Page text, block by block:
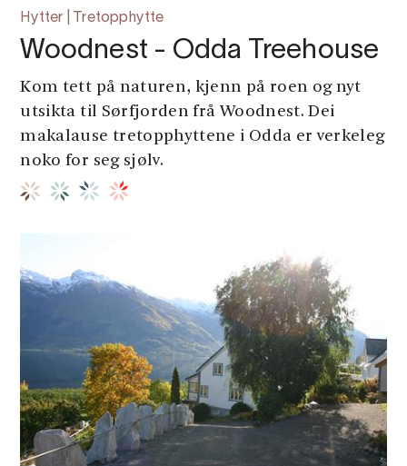
Hytter | Tretopphytte
Woodnest - Odda Treehouse
Kom tett på naturen, kjenn på roen og nyt
utsikta til Sørfjorden frå Woodnest. Dei
makalause tretopphyttene i Odda er verkeleg
noko for seg sjølv.